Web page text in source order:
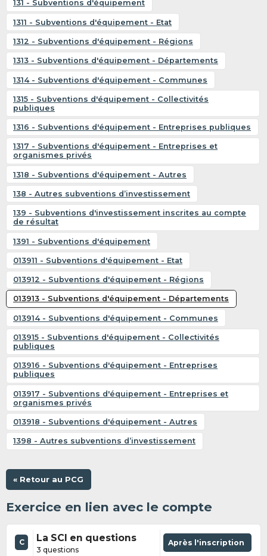
131 - Subventions d'équipement
1311 - Subventions d'équipement - Etat
1312 - Subventions d'équipement - Régions
1313 - Subventions d'équipement - Départements
1314 - Subventions d'équipement - Communes
1315 - Subventions d'équipement - Collectivités
publiques
1316 - Subventions d'équipement - Entreprises publiques
1317 - Subventions d'équipement - Entreprises et
organismes privés
1318 - Subventions d'équipement - Autres
138 - Autres subventions d’investissement
139 - Subventions d'investissement inscrites au compte
de résultat
1391 - Subventions d'équipement
013911 - Subventions d'équipement - Etat
013912 - Subventions d'équipement - Régions
013913 - Subventions d'équipement - Départements
013914 - Subventions d'équipement - Communes
013915 - Subventions d'équipement - Collectivités
publiques
013916 - Subventions d'équipement - Entreprises
publiques
013917 - Subventions d'équipement - Entreprises et
organismes privés
013918 - Subventions d'équipement - Autres
1398 - Autres subventions d’investissement
« Retour au PCG
Exercice en lien avec le compte
C La SCI en questions
3 questions
Après l'inscription